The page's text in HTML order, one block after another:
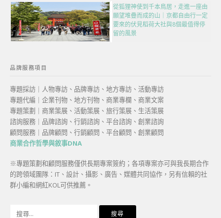
從狐狸神使到千本鳥居，走進一座由
願望堆疊而成的山｜京都自由行一定
要來的伏見稻荷大社與8個最值得停
留的風景
品牌服務項目
專題採訪｜人物專訪、品牌專訪、地方專訪、活動專訪
專題代編｜企業刊物、地方刊物、商業專欄、商業文案
專題策劃｜商業策展、活動策展、旅行策展、生活策展
諮詢服務｜品牌諮詢、行銷諮詢、平台諮詢、創業諮詢
顧問服務｜品牌顧問、行銷顧問、平台顧問、創業顧問
商業合作哲學與敘事DNA
※專題策劃和顧問服務僅供長期專案簽約；各項專案亦可與我長期合作
的跨領域團隊：IT、設計、攝影、廣告、媒體共同協作，另有信賴的社
群小編和網紅KOL可供推薦。